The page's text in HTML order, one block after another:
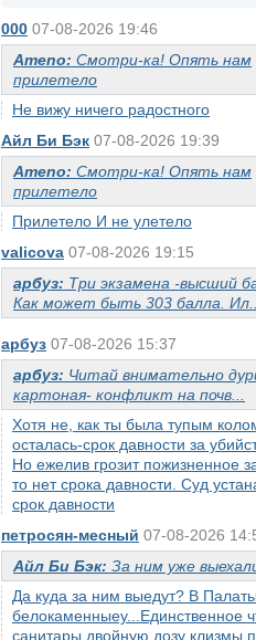
000 07-08-2026 19:46
Ameno: Смотри-ка! Опять нам
прилетело
Не вижу ничего радостного
Айл Би Бэк 07-08-2026 19:39
Ameno: Смотри-ка! Опять нам
прилетело
Прилетело И не улетело
valicova 07-08-2026 19:15
арбуз: Три экзамена -высший
Как может быть 303 балла. Ил...
арбуз 07-08-2026 15:37
арбуз: Читай внимательно
картоная- конфликт на почв...
Хотя не, как ты была тупым
осталась-срок давности за
Но ежелив грозит пожизненное
то нет срока давности. Суд
срок давности
петросян-месный 07-08-2026
Айл Би Бэк: За ним уже
Да куда за ним выедут? В Палаты
белокаменныеу...Единственное
санитары двойную дозу клизмы